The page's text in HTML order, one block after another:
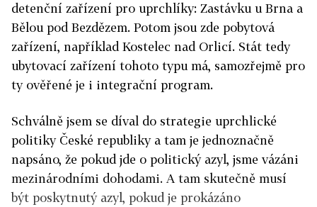
detenční zařízení pro uprchlíky: Zastávku u Brna a
Bělou pod Bezdězem. Potom jsou zde pobytová
zařízení, například Kostelec nad Orlicí. Stát tedy
ubytovací zařízení tohoto typu má, samozřejmě pro
ty ověřené je i integrační program.
Schválně jsem se díval do strategie uprchlické
politiky České republiky a tam je jednoznačně
napsáno, že pokud jde o politický azyl, jsme vázáni
mezinárodními dohodami. A tam skutečně musí
být poskytnutý azyl, pokud je prokázáno